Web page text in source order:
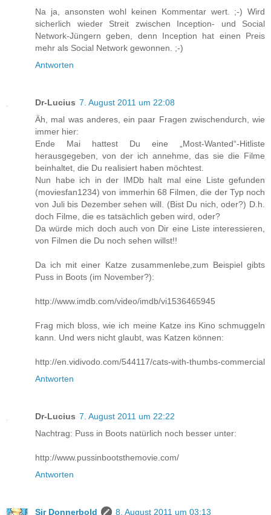
Na ja, ansonsten wohl keinen Kommentar wert. ;-) Wird
sicherlich wieder Streit zwischen Inception- und Social
Network-Jüngern geben, denn Inception hat einen Preis
mehr als Social Network gewonnen. ;-)
Antworten
Dr-Lucius 7. August 2011 um 22:08
Äh, mal was anderes, ein paar Fragen zwischendurch, wie
immer hier:
Ende Mai hattest Du eine „Most-Wanted“-Hitliste
herausgegeben, von der ich annehme, das sie die Filme
beinhaltet, die Du realisiert haben möchtest.
Nun habe ich in der IMDb halt mal eine Liste gefunden
(moviesfan1234) von immerhin 68 Filmen, die der Typ noch
von Juli bis Dezember sehen will. (Bist Du nich, oder?) D.h.
doch Filme, die es tatsächlich geben wird, oder?
Da würde mich doch auch von Dir eine Liste interessieren,
von Filmen die Du noch sehen willst!!
Da ich mit einer Katze zusammenlebe,zum Beispiel gibts
Puss in Boots (im November?):
http://www.imdb.com/video/imdb/vi1536465945
Frag mich bloss, wie ich meine Katze ins Kino schmuggeln
kann. Und wers nicht glaubt, was Katzen können:
http://en.vidivodo.com/544117/cats-with-thumbs-commercial
Antworten
Dr-Lucius 7. August 2011 um 22:22
Nachtrag: Puss in Boots natürlich noch besser unter:
http://www.pussinbootsthemovie.com/
Antworten
Sir Donnerbold 8. August 2011 um 03:13